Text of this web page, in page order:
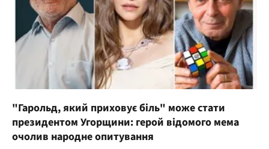
"Гарольд, який приховує біль" може стати
президентом Угорщини: герой відомого мема
очолив народне опитування